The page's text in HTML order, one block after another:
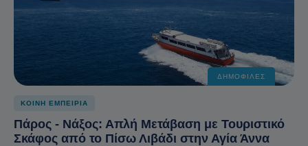
ΔΗΜΟΦΙΛΈΣ
ΚΟΙΝΗ ΕΜΠΕΙΡΙΑ
Πάρος - Νάξος: Απλή Μετάβαση με Τουριστικό
Σκάφος από το Πίσω Λιβάδι στην Αγία Άννα